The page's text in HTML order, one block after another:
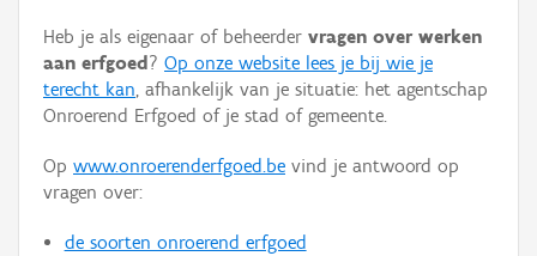
Hergebruik
Aanmelden
Heb je als eigenaar of beheerder vragen over werken
aan erfgoed ? Op onze website lees je bij wie je
terecht kan, afhankelijk van je situatie: het agentschap
Onroerend Erfgoed of je stad of gemeente.
Op www.onroerenderfgoed.be vind je antwoord op
vragen over:
de soorten onroerend erfgoed